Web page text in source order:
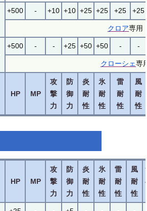
HP MP
攻
撃
力
防
御
力
炎
耐
性
氷
耐
性
雷
耐
性
風
耐
性
+500 - +10 +10 +25 +25 +25 +25
クロア専用
+500 - - +25 +50 +50 - -
クローシェ専
HP MP
攻
撃
力
防
御
力
炎
耐
性
氷
耐
性
雷
耐
性
風
耐
性